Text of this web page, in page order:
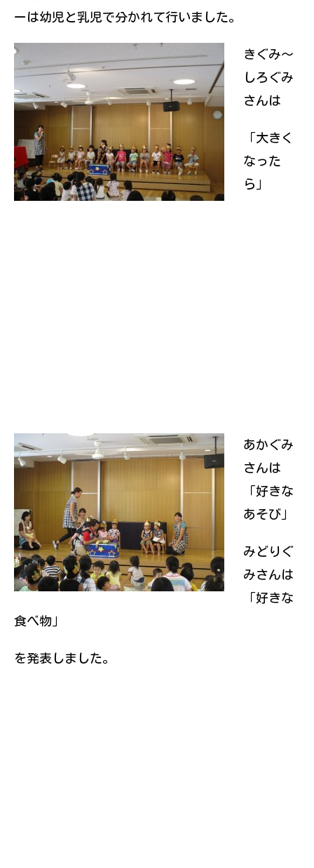
ーは幼児と乳児で分かれて行いました。
きぐみ～
しろぐみ
さんは
「大きく
なった
ら」
あかぐみ
さんは
「好きな
あそび」
みどりぐ
みさんは
「好きな
食べ物」
を発表しました。